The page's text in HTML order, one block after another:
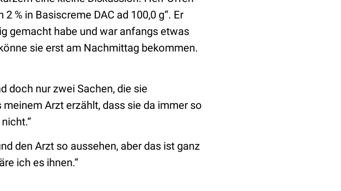
% in Basiscreme DAC ad 100,0 g“. Er
gemacht habe und war anfangs etwas
sie erst am Nachmittag bekommen.
doch nur zwei Sachen, die sie
Arzt erzählt, dass sie da immer so
den Arzt so aussehen, aber das ist ganz
ich es ihnen.“